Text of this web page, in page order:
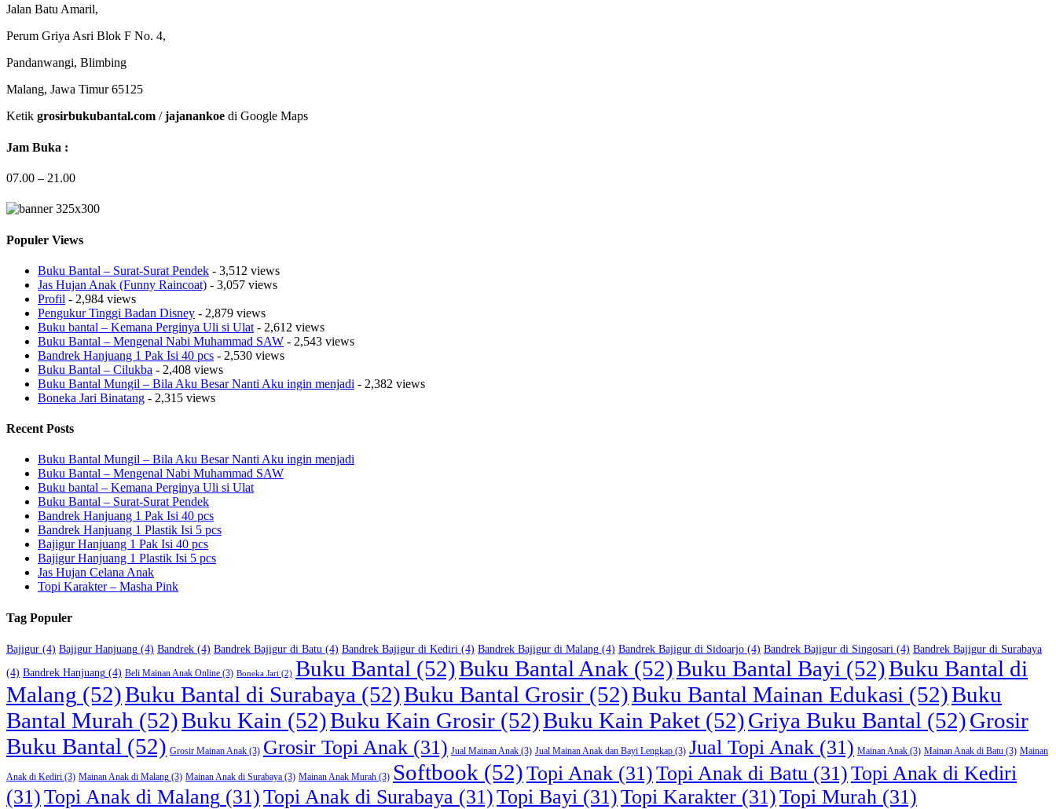
Jalan Batu Amaril,
Perum Griya Asri Blok F No. 4,
Pandanwangi, Blimbing
Malang, Jawa Timur 65125
Ketik grosirbukubantal.com /jajanankoe di Google Maps
Jam Buka :
07.00 – 21.00
Populer Views
Buku Bantal – Surat-Surat Pendek - 3,512 views
Jas Hujan Anak (Funny Raincoat) - 3,057 views
Profil - 2,984 views
Pengukur Tinggi Badan Disney - 2,879 views
Buku bantal – Kemana Perginya Uli si Ulat - 2,612 views
Buku Bantal – Mengenal Nabi Muhammad SAW - 2,543 views
Bandrek Hanjuang 1 Pak Isi 40 pcs - 2,530 views
Buku Bantal – Cilukba - 2,408 views
Buku Bantal Mungil – Bila Aku Besar Nanti Aku ingin menjadi - 2,382 views
Boneka Jari Binatang - 2,315 views
Recent Posts
Buku Bantal Mungil – Bila Aku Besar Nanti Aku ingin menjadi
Buku Bantal – Mengenal Nabi Muhammad SAW
Buku bantal – Kemana Perginya Uli si Ulat
Buku Bantal – Surat-Surat Pendek
Bandrek Hanjuang 1 Pak Isi 40 pcs
Bandrek Hanjuang 1 Plastik Isi 5 pcs
Bajigur Hanjuang 1 Pak Isi 40 pcs
Bajigur Hanjuang 1 Plastik Isi 5 pcs
Jas Hujan Celana Anak
Topi Karakter – Masha Pink
Tag Populer
Bajigur (4) Bajigur Hanjuang (4) Bandrek (4) Bandrek Bajigur di Batu (4) Bandrek Bajigur di Kediri (4) Bandrek Bajigur di Malang (4) Bandrek Bajigur di Sidoarjo (4) Bandrek Bajigur di Singosari (4) Bandrek Bajigur di Surabaya
(4) Bandrek Hanjuang (4) Beli Mainan Anak Online (3) Boneka Jari (2) Buku Bantal (52)Buku Bantal Anak (52)Buku Bantal Bayi (52)Buku Bantal di
Malang (52)Buku Bantal di Surabaya (52)Buku Bantal Grosir (52)Buku Bantal Mainan Edukasi (52)Buku
Bantal Murah (52)Buku Kain (52)Buku Kain Grosir (52)Buku Kain Paket (52)Griya Buku Bantal (52)Grosir
Buku Bantal (52) Grosir Mainan Anak (3) Grosir Topi Anak (31) Jual Mainan Anak (3) Jual Mainan Anak dan Bayi Lengkap (3) Jual Topi Anak (31) Mainan Anak (3) Mainan Anak di Batu (3) Mainan
Anak di Kediri (3) Mainan Anak di Malang (3) Mainan Anak di Surabaya (3) Mainan Anak Murah (3) Softbook (52)Topi Anak (31)Topi Anak di Batu (31)Topi Anak di Kediri
(31)Topi Anak di Malang (31)Topi Anak di Surabaya (31)Topi Bayi (31)Topi Karakter (31)Topi Murah (31)